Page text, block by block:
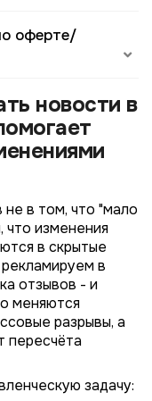
оферте/
новости в
в том, что "мало
изменения
в скрытые
в
отзывов - и
меняются
разрывы, а
пересчёта
задачу: